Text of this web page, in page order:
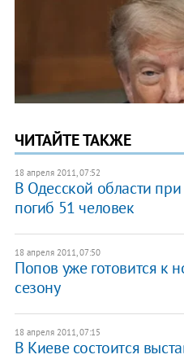
ЧИТАЙТЕ ТАКЖЕ
18 апреля 2011, 07:52
В Одесской области
погиб 51 человек
18 апреля 2011, 07:50
Попов уже готовится к
сезону
18 апреля 2011, 07:15
В Киеве состоится